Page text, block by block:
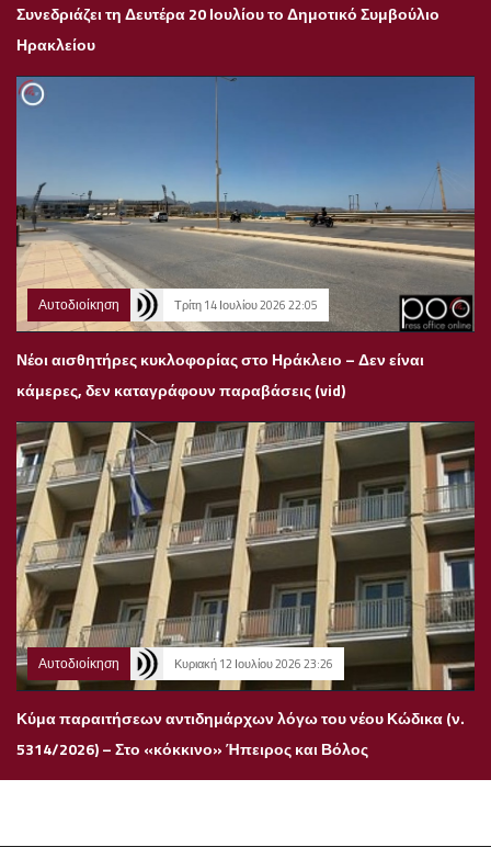
Συνεδριάζει τη Δευτέρα 20 Ιουλίου το Δημοτικό Συμβούλιο
Ηρακλείου
Αυτοδιοίκηση Τρίτη 14 Ιουλίου 2026 22:05
Νέοι αισθητήρες κυκλοφορίας στο Ηράκλειο – Δεν είναι
κάμερες, δεν καταγράφουν παραβάσεις (vid)
Αυτοδιοίκηση Κυριακή 12 Ιουλίου 2026 23:26
Κύμα παραιτήσεων αντιδημάρχων λόγω του νέου Κώδικα (ν.
5314/2026) – Στο «κόκκινο» Ήπειρος και Βόλος